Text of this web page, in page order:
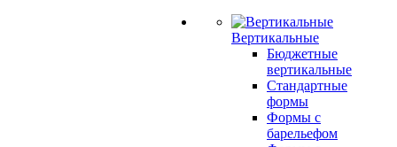
Вертикальные
Бюджетные
вертикальные
Стандартные
формы
Формы с
барельефом